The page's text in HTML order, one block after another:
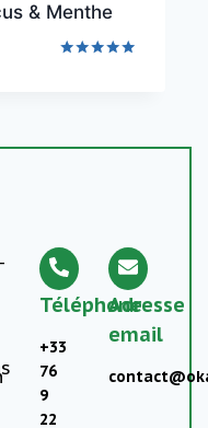
& Menthe
Téléphone
+33
76
9
22
Adresse
email